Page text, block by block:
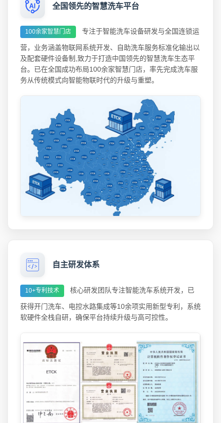
全国领先的智慧洗车平台
100余家智慧门店 专注于智能洗车设备研发与全国连锁运
营，业务涵盖物联网系统开发、自助洗车服务标准化输出以
及配套硬件设备制,致力于打造中国领先的智慧洗车生态平
台。已在全国成功布局100余家智慧门店，率先完成洗车服
务从传统模式向智能物联时代的升级与重塑。
自主研发体系
10+专利技术 核心研发团队专注智能洗车系统开发，已
获得开门洗车、电控水路集成等10余项实用新型专利，系统
软硬件全栈自研，确保平台持续升级与高可控性。